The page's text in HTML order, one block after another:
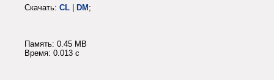
Скачать: CL | DM;
Память: 0.45 MB
Время: 0.013 c